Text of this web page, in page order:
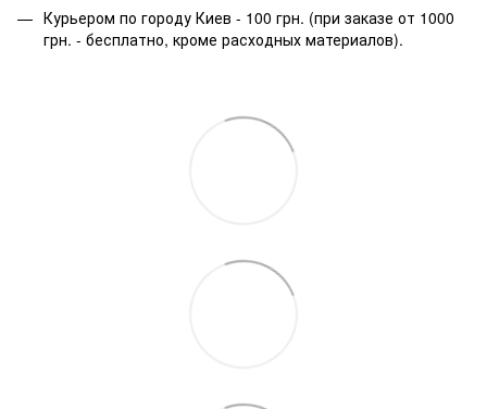
Курьером по городу Киев - 100 грн. (при заказе от 1000
грн. - бесплатно, кроме расходных материалов).